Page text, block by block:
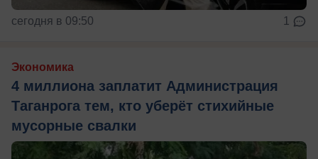
сегодня в 09:50 1
Экономика
4 миллиона заплатит Администрация
Таганрога тем, кто уберёт стихийные
мусорные свалки